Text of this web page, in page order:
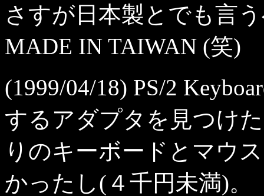
さすが日本製とでも言
MADE IN TAIWAN (笑)
(1999/04/18) PS/2
するアダプタを見つけ
りのキーボードとマウ
かったし(４千円未満)。